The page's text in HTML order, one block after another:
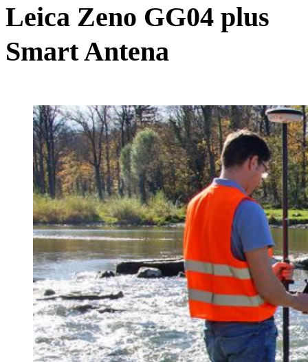
Leica Zeno GG04 plus
Smart Antena